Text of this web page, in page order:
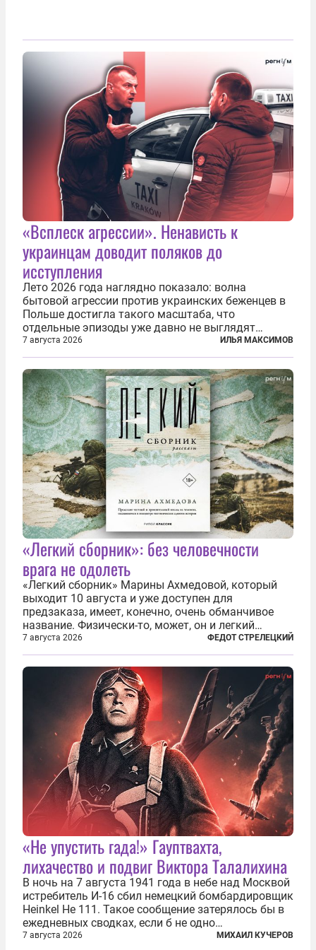
«Всплеск агрессии». Ненависть к
украинцам доводит поляков до
исступления
Лето 2026 года наглядно показало: волна
бытовой агрессии против украинских беженцев в
Польше достигла такого масштаба, что
отдельные эпизоды уже давно не выглядят
случайными. Поляки, судя по происходящему,
буквально теряют рассудок от ненависти к
украинским беженцам, и каждый новый случай
по-своему...
7 августа 2026 ИЛЬЯ МАКСИМОВ
«Легкий сборник»: без человечности
врага не одолеть
«Легкий сборник» Марины Ахмедовой, который
выходит 10 августа и уже доступен для
предзаказа, имеет, конечно, очень обманчивое
название. Физически-то, может, он и легкий
относительно. Но метафизически —
безотносительно тяжелый. Десять рассказов,
каждый из которых напрямую или косвенно (в
основном —...
7 августа 2026 ФЕДОТ СТРЕЛЕЦКИЙ
«Не упустить гада!» Гауптвахта,
лихачество и подвиг Виктора Талалихина
В ночь на 7 августа 1941 года в небе над Москвой
истребитель И-16 сбил немецкий бомбардировщик
Heinkel He 111. Такое сообщение затерялось бы в
ежедневных сводках, если б не одно
обстоятельство. Это был один из первых в
7 августа 2026 МИХАИЛ КУЧЕРОВ